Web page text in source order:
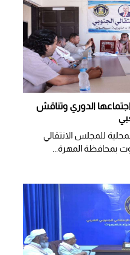
الدوري وتناقش
للمجلس الانتقالي
بمحافظة المهرة...